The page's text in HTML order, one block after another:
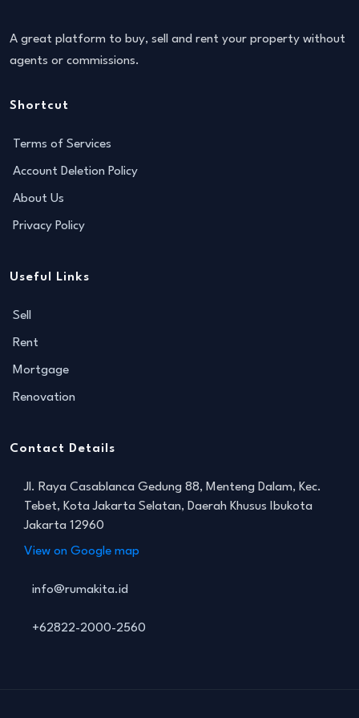
A great platform to buy, sell and rent your property without
agents or commissions.
Shortcut
Terms of Services
Account Deletion Policy
About Us
Privacy Policy
Useful Links
Sell
Rent
Mortgage
Renovation
Contact Details
Jl. Raya Casablanca Gedung 88, Menteng Dalam, Kec.
Tebet, Kota Jakarta Selatan, Daerah Khusus Ibukota
Jakarta 12960
View on Google map
info@rumakita.id
+62822-2000-2560